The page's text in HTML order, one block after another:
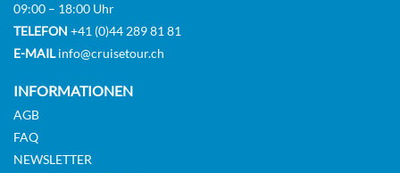
AUSWÄHLEN
09:00 – 18:00 Uhr
TELEFON +41 (0)44 289 81 81
E-MAILinfo@cruisetour.ch
INFORMATIONEN
AGB
FAQ
NEWSLETTER